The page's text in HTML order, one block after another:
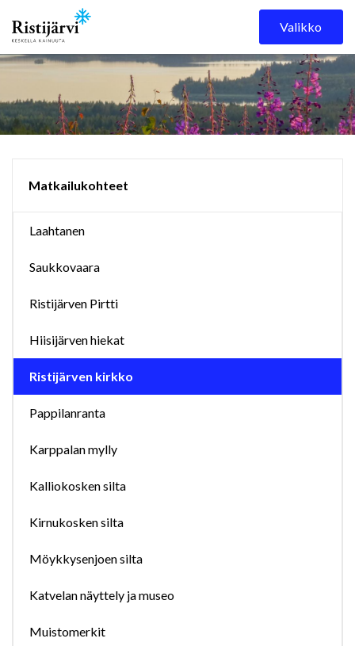
Skip to content
Valikko
Matkailukohteet
Laahtanen
Saukkovaara
Ristijärven Pirtti
Hiisijärven hiekat
Ristijärven kirkko
Pappilanranta
Karppalan mylly
Kalliokosken silta
Kirnukosken silta
Möykkysenjoen silta
Katvelan näyttely ja museo
Muistomerkit